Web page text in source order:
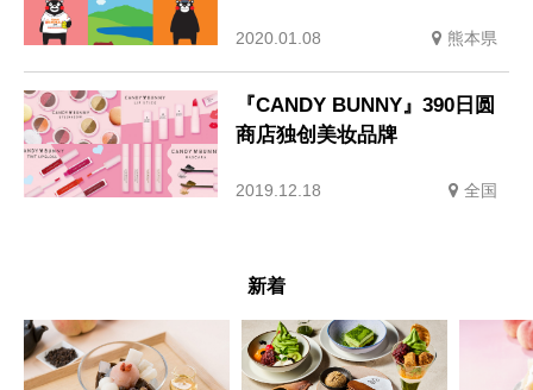
2020.01.08 熊本県
『CANDY BUNNY』390日圆
商店独创美妆品牌
2019.12.18 全国
新着